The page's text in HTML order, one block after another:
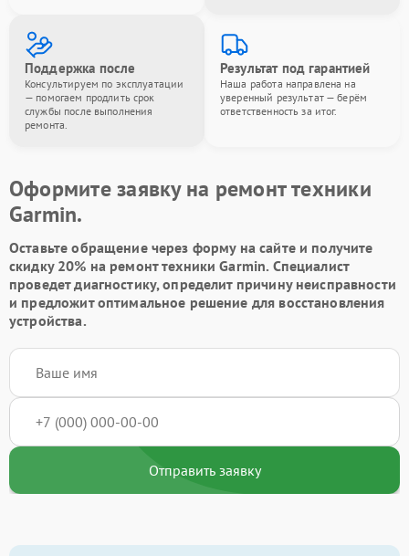
Поддержка после
Консультируем по эксплуатации
— помогаем продлить срок
службы после выполнения
ремонта.
Результат под гарантией
Наша работа направлена на
уверенный результат — берём
ответственность за итог.
Оформите заявку на ремонт техники
Garmin.
Оставьте обращение через форму на сайте и получите
скидку 20% на ремонт техники Garmin. Специалист
проведет диагностику, определит причину неисправности
и предложит оптимальное решение для восстановления
устройства.
Отправить заявку